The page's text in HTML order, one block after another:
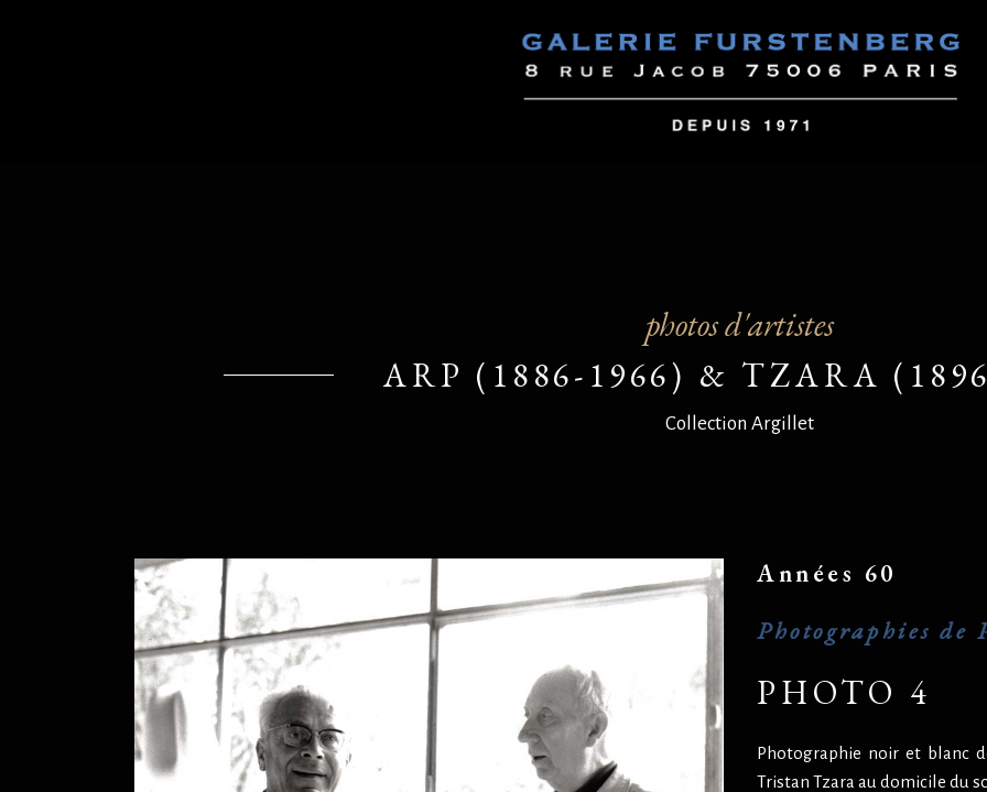
photos d'artistes
ARP (1886-1966) & TZARA
Collection Argillet
Années 60
Photographies
PHOTO 4
Photographie noir et blanc
Tristan Tzara au domicile du